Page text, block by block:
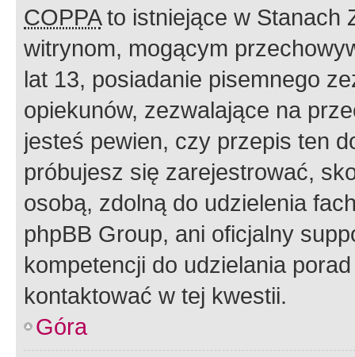
COPPAto istniejące w Stanach
witrynom, mogącym
lat 13, posiadanie pisemnego
opiekunów, zezwalające na
jesteś pewien, czy przepis ten
próbujesz się zarejestrować,
osobą, zdolną do udzielenia
phpBB Group, ani oficjalny
kompetencji do udzielania
kontaktować w tej kwestii.
Góra